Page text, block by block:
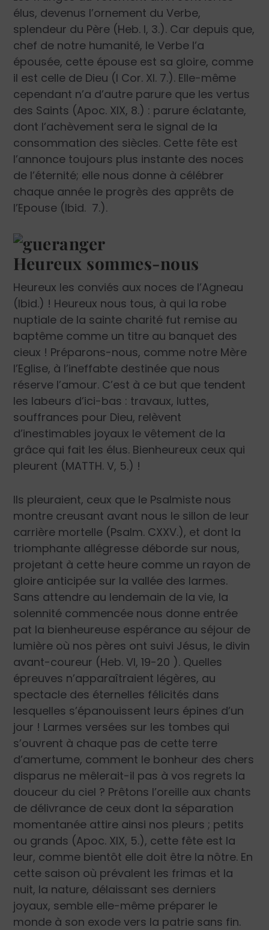
élus, devenus l’ornement du Verbe,
splendeur du Père (Heb. I, 3.). Car depuis que,
chef de notre humanité, le Verbe l’a
épousée, cette épouse est sa gloire, comme
il est celle de Dieu (I Cor. XI. 7.). Elle-même
cependant n’a d’autre parure que les vertus
des Saints (Apoc. XIX, 8.) : parure éclatante,
dont l’achèvement sera le signal de la
consommation des siècles. Cette fête est
l’annonce toujours plus instante des noces
de l’éternité; elle nous donne à célébrer
chaque année le progrès des apprêts de
l’Epouse (Ibid. 7.).
Heureux sommes-nous
Heureux les conviés aux noces de l’Agneau
(Ibid.) ! Heureux nous tous, à qui la robe
nuptiale de la sainte charité fut remise au
baptême comme un titre au banquet des
cieux ! Préparons-nous, comme notre Mère
l’Eglise, à l’ineffabte destinée que nous
réserve l’amour. C’est à ce but que tendent
les labeurs d’ici-bas : travaux, luttes,
souffrances pour Dieu, relèvent
d’inestimables joyaux le vêtement de la
grâce qui fait les élus. Bienheureux ceux qui
pleurent (MATTH. V, 5.) !
Ils pleuraient, ceux que le Psalmiste nous
montre creusant avant nous le sillon de leur
carrière mortelle (Psalm. CXXV.), et dont la
triomphante allégresse déborde sur nous,
projetant à cette heure comme un rayon de
gloire anticipée sur la vallée des larmes.
Sans attendre au lendemain de la vie, la
solennité commencée nous donne entrée
pat la bienheureuse espérance au séjour de
lumière où nos pères ont suivi Jésus, le divin
avant-coureur (Heb. VI, 19-20 ). Quelles
épreuves n’apparaîtraient légères, au
spectacle des éternelles félicités dans
lesquelles s’épanouissent leurs épines d’un
jour ! Larmes versées sur les tombes qui
s’ouvrent à chaque pas de cette terre
d’amertume, comment le bonheur des chers
disparus ne mêlerait-il pas à vos regrets la
douceur du ciel ? Prêtons l’oreille aux chants
de délivrance de ceux dont la séparation
momentanée attire ainsi nos pleurs ; petits
ou grands (Apoc. XIX, 5.), cette fête est la
leur, comme bientôt elle doit être la nôtre. En
cette saison où prévalent les frimas et la
nuit, la nature, délaissant ses derniers
joyaux, semble elle-même préparer le
monde à son exode vers la patrie sans fin.